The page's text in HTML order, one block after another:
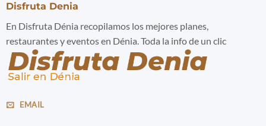
Disfruta Denia
En Disfruta Dénia recopilamos los mejores planes,
restaurantes y eventos en Dénia. Toda la info de un clic
EMAIL